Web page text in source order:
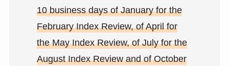
10 business days of January for the
February Index Review, of April for
the May Index Review, of July for the
August Index Review and of October